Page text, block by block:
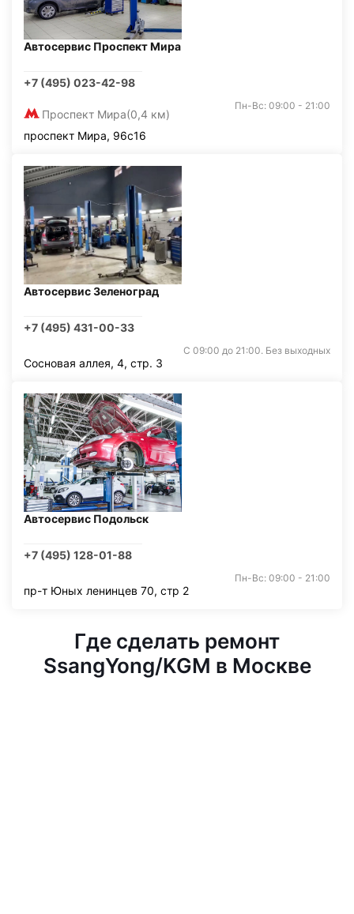
Автосервис Проспект Мира
+7 (495) 023-42-98
Проспект Мира(0,4 км)
Пн-Вс: 09:00 - 21:00
проспект Мира, 96с16
Автосервис Зеленоград
+7 (495) 431-00-33
С 09:00 до 21:00. Без выходных
Сосновая аллея, 4, стр. 3
Автосервис Подольск
+7 (495) 128-01-88
Пн-Вс: 09:00 - 21:00
пр-т Юных ленинцев 70, стр 2
Где сделать ремонт
SsangYong/KGM в Москве